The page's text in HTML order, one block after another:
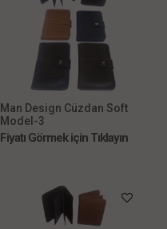
Man Design Cüzdan Soft
Model-3
Fiyatı Görmek için Tıklayın